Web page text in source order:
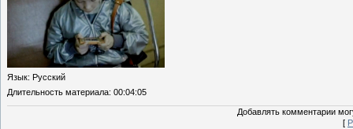
Язык: Русский
Длительность материала: 00:04:05
Добавлять комментарии
[